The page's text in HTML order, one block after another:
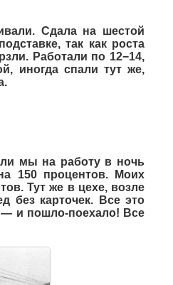
Сдала на шестой
так как роста
Работали по 12−14,
иногда спали тут же,
мы на работу в ночь
150 процентов. Моих
Тут же в цехе, возле
без карточек. Все это
— и пошло-поехало! Все